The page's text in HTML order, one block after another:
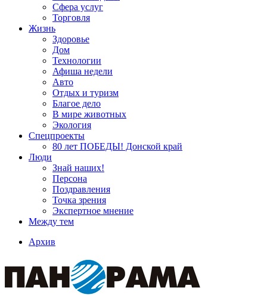
Сфера услуг
Торговля
Жизнь
Здоровье
Дом
Технологии
Афиша недели
Авто
Отдых и туризм
Благое дело
В мире животных
Экология
Спецпроекты
80 лет ПОБЕДЫ! Донской край
Люди
Знай наших!
Персона
Поздравления
Точка зрения
Экспертное мнение
Между тем
Архив